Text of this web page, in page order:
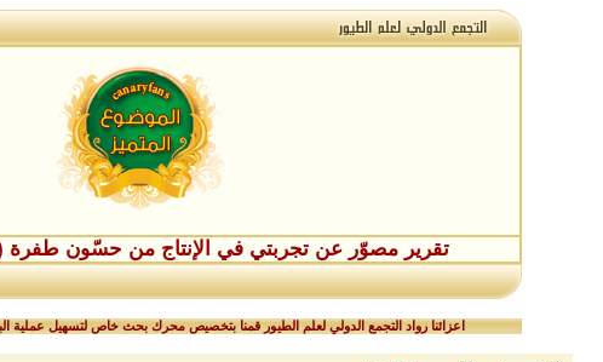
تقرير مصوّر عن تجربتي في الإنتاج من حسّون طفرة
اعزائنا رواد التجمع الدولي لعلم الطيور قمنا بتخصيص محرك بحث خاص لتسهيل عملية